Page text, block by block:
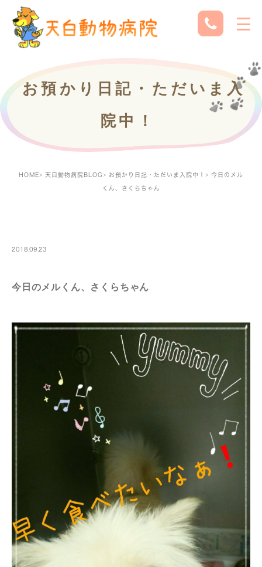
お預かり日記・ただいま入
院中！
HOME 天白動物病院BLOG お預かり日記・ただいま入院中！ 今日のメル
くん、さくらちゃん
2018.09.23
今日のメルくん、さくらちゃん